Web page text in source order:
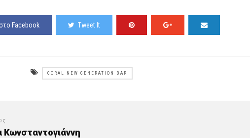
Facebook Tweet It
CORAL NEW GENERATION BAR
Κωνσταντογιάννη